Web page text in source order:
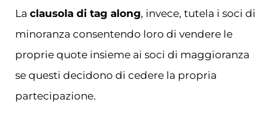
La clausola di tag along, invece, tutela i soci di
minoranza consentendo loro di vendere le
proprie quote insieme ai soci di maggioranza
se questi decidono di cedere la propria
partecipazione.